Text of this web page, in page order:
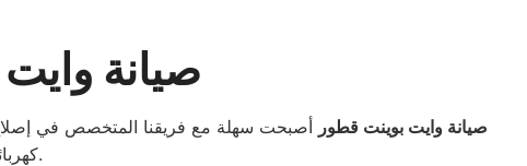
صيانة
صيانة وايت بوينت قطور أصبحت سهلة مع فريقنا المتخصص في
كهربائية، نحن نوفر الحلول المثالية لضمان عودة الجهاز للعمل بأفضل أداء.